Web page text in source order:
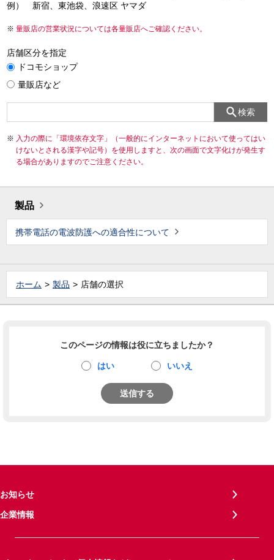
例） 新宿、東池袋、浪速区 ヤマダ
量販店の営業状況については各量販店へご確認ください。
店舗区分を指定
ドコモショップ
量販店など
検索
入力の際に「環境依存文字」（一般的にインターネットにおいて使ってはい
けないとされる漢字や記号）を使用しますと、次の画面で文字化けが発生す
る場合がありますのでご注意ください。
製品
携帯電話の電波防護への適合性について
ホーム 製品 店舗の選択
このページの情報は役に立ちましたか？
はい いいえ
送信する
お知らせ
企業情報